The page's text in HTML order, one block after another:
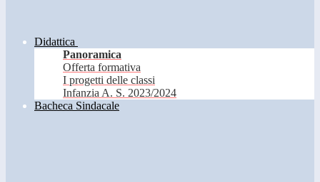
Didattica
Panoramica
Offerta formativa
I progetti delle classi
Infanzia A. S. 2023/2024
Bacheca Sindacale